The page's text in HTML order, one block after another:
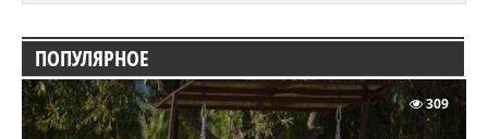
ПОПУЛЯРНОЕ
309